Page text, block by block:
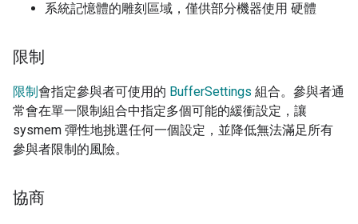
系統記憶體的雕刻區域，僅供部分機器使用 硬體
限制
限制會指定參與者可使用的 BufferSettings 組合。參與者通
常會在單一限制組合中指定多個可能的緩衝設定，讓
sysmem 彈性地挑選任何一個設定，並降低無法滿足所有
參與者限制的風險。
協商